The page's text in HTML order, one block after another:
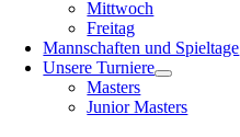
Mittwoch
Freitag
Mannschaften und Spieltage
Unsere Turniere
Masters
Junior Masters